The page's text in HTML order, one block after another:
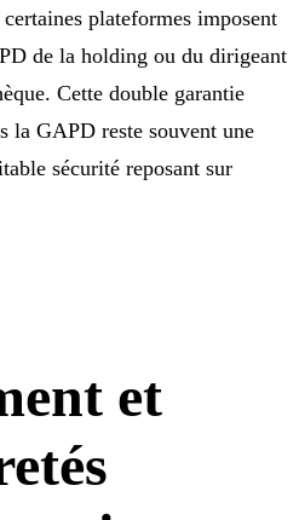
certaines plateformes imposent
de la holding ou du dirigeant
Cette double garantie
la GAPD reste souvent une
sécurité reposant sur
et